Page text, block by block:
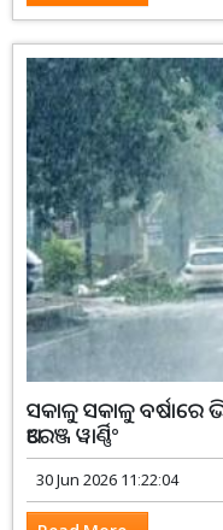
ସକାଳୁ ସକାଳୁ ବର୍ଷାରେ
ଅରେଞ୍ଜ ୱାର୍ଣ୍ଣିଂ
30 Jun 2026 11:22:04